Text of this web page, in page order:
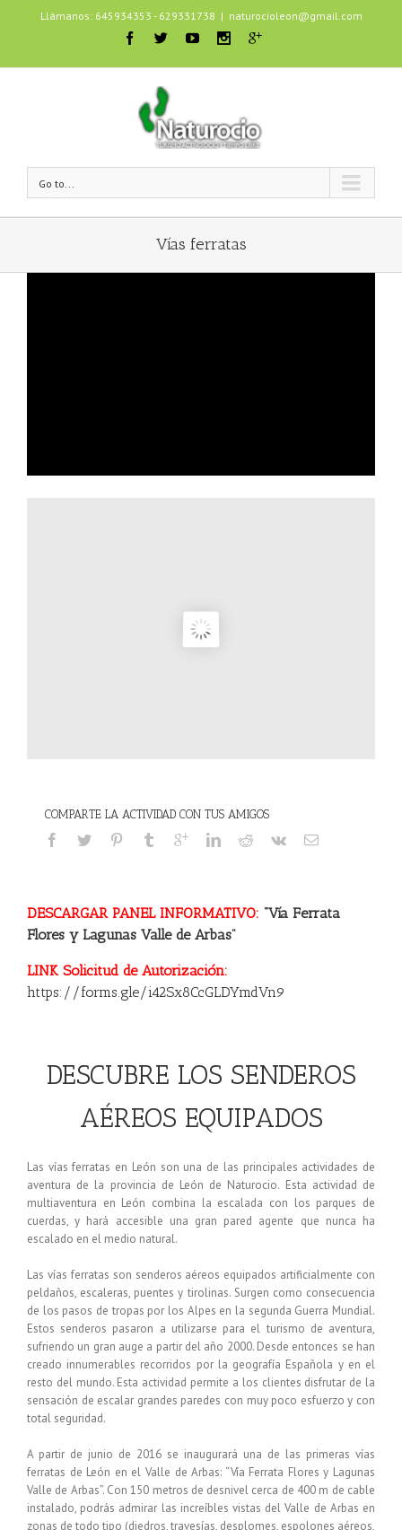
Llámanos: 645934353 - 629331738 | naturocioleon@gmail.com
Go to...
Vías ferratas
COMPARTE LA ACTIVIDAD CON TUS AMIGOS
DESCARGAR PANEL INFORMATIVO: “Vía Ferrata
Flores y Lagunas Valle de Arbas”
LINK Solicitud de Autorización:
https://forms.gle/i42Sx8CcGLDYmdVn9
DESCUBRE LOS SENDEROS
AÉREOS EQUIPADOS
Las vías ferratas en León son una de las principales actividades de
aventura de la provincia de León de Naturocio. Esta actividad de
multiaventura en León combina la escalada con los parques de
cuerdas, y hará accesible una gran pared agente que nunca ha
escalado en el medio natural.
Las vías ferratas son senderos aéreos equipados artificialmente con
peldaños, escaleras, puentes y tirolinas. Surgen como consecuencia
de los pasos de tropas por los Alpes en la segunda Guerra Mundial.
Estos senderos pasaron a utilizarse para el turismo de aventura,
sufriendo un gran auge a partir del año 2000. Desde entonces se han
creado innumerables recorridos por la geografía Española y en el
resto del mundo. Esta actividad permite a los clientes disfrutar de la
sensación de escalar grandes paredes con muy poco esfuerzo y con
total seguridad.
A partir de junio de 2016 se inaugurará una de las primeras vías
ferratas de León en el Valle de Arbas: “Vía Ferrata Flores y Lagunas
Valle de Arbas”. Con 150 metros de desnivel cerca de 400 m de cable
instalado, podrás admirar las increíbles vistas del Valle de Arbas en
zonas de todo tipo (diedros, travesías, desplomes, espolones aéreos,